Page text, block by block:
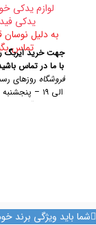
لوازم یدکی
یدکی
به دلیل نوسان
تماس
جهت خرید ایربگ
با ما در تماس
فروشگاه
آدرس
شما باید ویژگی برند